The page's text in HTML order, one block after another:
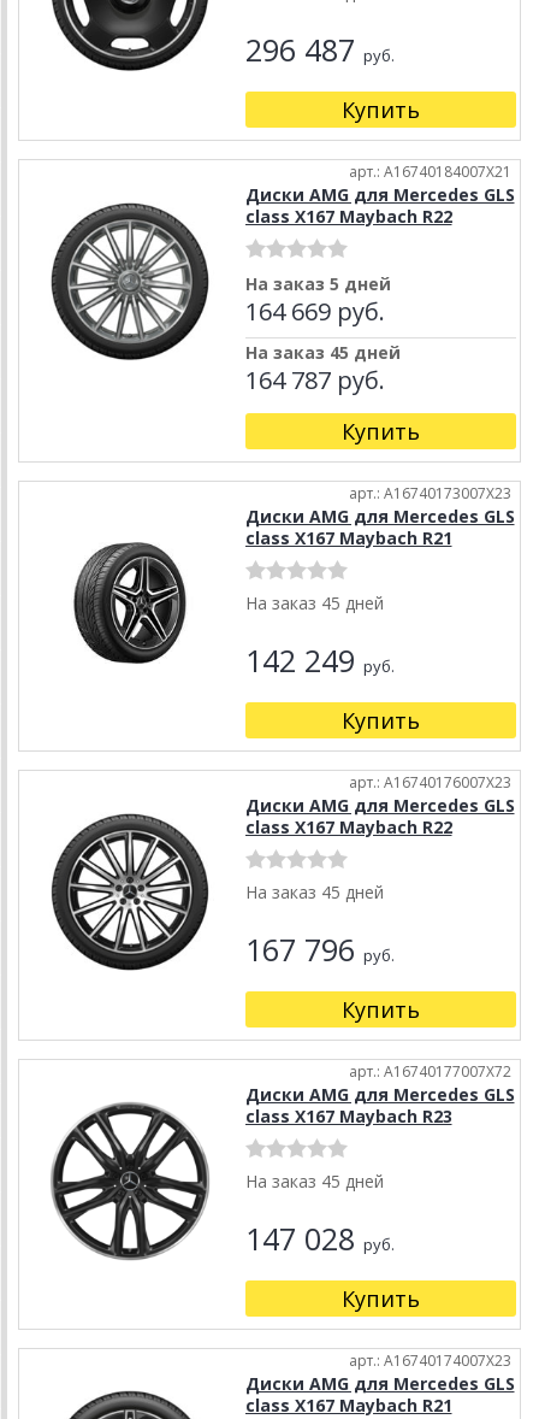
296 487 руб.
Купить
арт.: A16740184007X21
Диски AMG для Mercedes GLS
class X167 Maybach R22
На заказ 5 дней
164 669 руб.
На заказ 45 дней
164 787 руб.
Купить
арт.: A16740173007X23
Диски AMG для Mercedes GLS
class X167 Maybach R21
На заказ 45 дней
142 249 руб.
Купить
арт.: A16740176007X23
Диски AMG для Mercedes GLS
class X167 Maybach R22
На заказ 45 дней
167 796 руб.
Купить
арт.: A16740177007X72
Диски AMG для Mercedes GLS
class X167 Maybach R23
На заказ 45 дней
147 028 руб.
Купить
арт.: A16740174007X23
Диски AMG для Mercedes GLS
class X167 Maybach R21